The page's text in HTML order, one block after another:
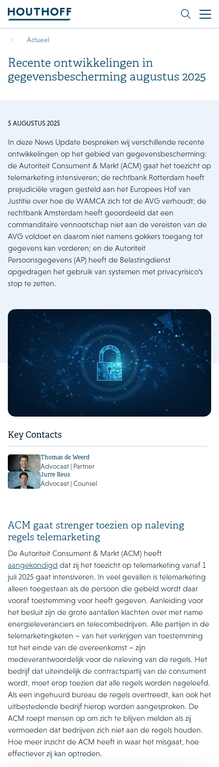
Actueel
Recente ontwikkelingen in
gegevensbescherming augustus 2025
5 AUGUSTUS 2025
In deze News Update bespreken wij verschillende recente
ontwikkelingen op het gebied van gegevensbescherming:
de Autoriteit Consument & Markt (ACM) gaat het toezicht op
telemarketing intensiveren; de rechtbank Rotterdam heeft
prejudiciële vragen gesteld aan het Europees Hof van
Justitie over hoe de WAMCA zich tot de AVG verhoudt; de
rechtbank Amsterdam heeft geoordeeld dat een
commanditaire vennootschap niet aan de vereisten van de
AVG voldoet en daarom niet namens gokkers toegang tot
gegevens kan vorderen; en de Autoriteit
Persoonsgegevens (AP) heeft de Belastingdienst
opgedragen het gebruik van systemen met privacyrisico’s
stop te zetten.
Key Contacts
Thomas de Weerd
Advocaat | Partner
Jurre Reus
Advocaat | Counsel
ACM gaat strenger toezien op naleving
regels telemarketing
De Autoriteit Consument & Markt (ACM) heeft
aangekondigd dat zij het toezicht op telemarketing vanaf 1
juli 2025 gaat intensiveren. In veel gevallen is telemarketing
alleen toegestaan als de persoon die gebeld wordt daar
vooraf toestemming voor heeft gegeven. Aanleiding voor
het besluit zijn de grote aantallen klachten over met name
energieleveranciers en telecombedrijven. Alle partijen in de
telemarketingketen – van het verkrijgen van toestemming
tot het einde van de overeenkomst – zijn
medeverantwoordelijk voor de naleving van de regels. Het
bedrijf dat uiteindelijk de contractspartij van de consument
wordt, moet erop toezien dat alle regels worden nageleefd.
Als een ingehuurd bureau de regels overtreedt, kan ook het
uitbestedende bedrijf hierop worden aangesproken. De
ACM roept mensen op om zich te blijven melden als zij
vermoeden dat bedrijven zich niet aan de regels houden.
Hoe meer inzicht de ACM heeft in waar het misgaat, hoe
effectiever zij kan optreden.